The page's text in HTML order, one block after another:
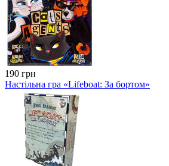
190 грн
Настільна гра «Lifeboat: За бортом»